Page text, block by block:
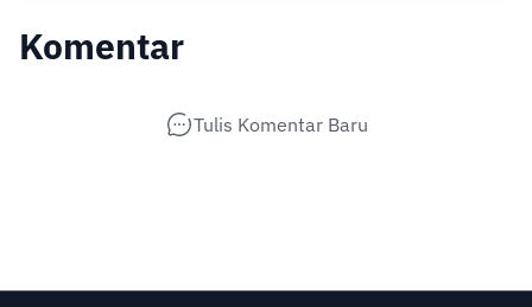
Komentar
Tulis Komentar Baru